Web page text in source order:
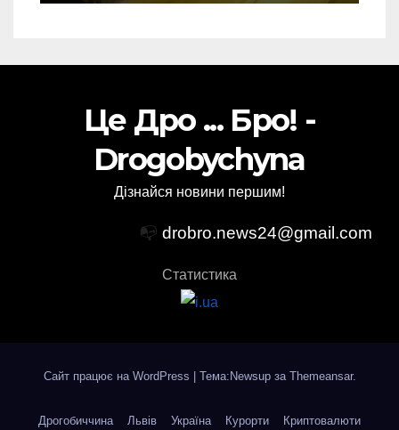
Це Дро ... Бро! -
Drogobychyna
Дізнайся новини першим!
📭 drobro.news24@gmail.com
Статистика
Сайт працює на WordPress | Тема:Newsup за Themeansar.
Дрогобиччина Львів Україна Курорти Криптовалюти